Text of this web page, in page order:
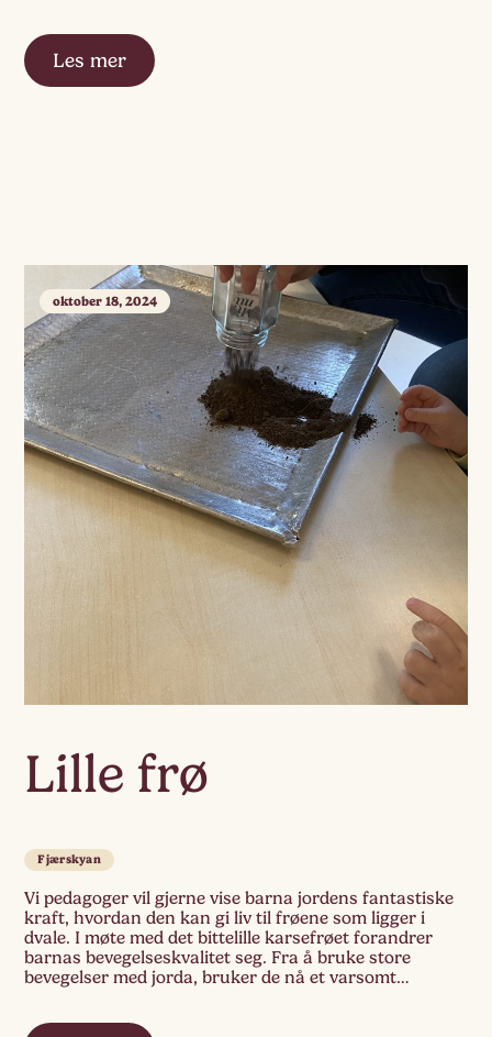
Les mer
Lille frø
oktober 18, 2024
Fjærskyan
Vi pedagoger vil gjerne vise barna jordens fantastiske
kraft, hvordan den kan gi liv til frøene som ligger i
dvale. I møte med det bittelille karsefrøet forandrer
barnas bevegelseskvalitet seg. Fra å bruke store
bevegelser med jorda, bruker de nå et varsomt